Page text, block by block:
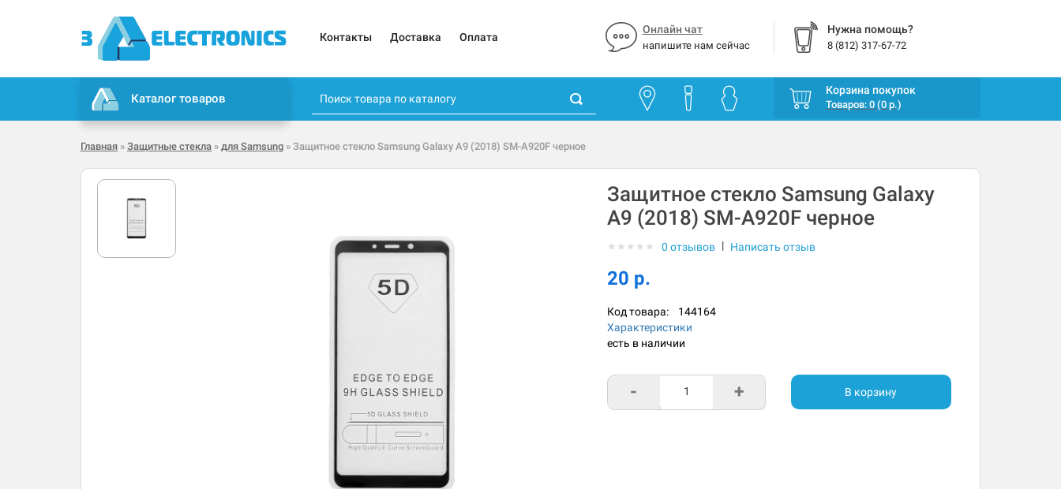
Контакты Доставка Оплата
Онлайн чат
напишите нам сейчас
Нужна помощь?
8 (812) 317-67-72
Каталог товаров
Корзина покупок
Товаров: 0 (0 р.)
Главная » Защитные стекла » для Samsung » Защитное стекло Samsung Galaxy A9 (2018) SM-A920F черное
Защитное стекло Samsung Galaxy
A9 (2018) SM-A920F черное
★ ★ ★ ★ ★ 0 отзывов | Написать отзыв
20 р.
Код товара: 144164
Характеристики
есть в наличии
- + В корзину